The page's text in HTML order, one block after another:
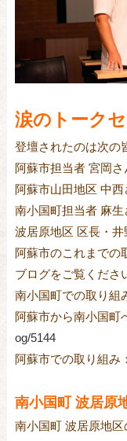
涙のトーク
登壇されたのは次の
阿蘇市担当者 宮岡さ
阿蘇市山田地区 中西
南小国町担当者 麻
波居原地区 区長・井
阿蘇市のこれまでの
ブログをご覧くださ
南小国町での取り組
阿蘇市から南小国町
og/5144
阿蘇市での取り組
南小国町 波居原
南小国町 波居原地